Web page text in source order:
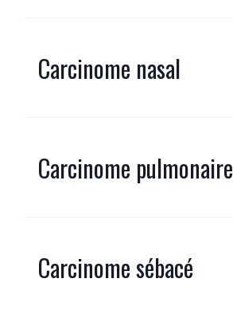
Carcinome nasal
Carcinome pulmonaire
Carcinome sébacé